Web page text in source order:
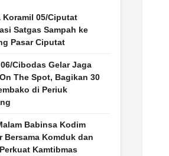
Koramil 05/Ciputat
Satgas Sampah ke
Pasar Ciputat
Cibodas Gelar Jaga
The Spot, Bagikan 30
di Periuk
Babinsa Kodim
Bersama Komduk dan
Kamtibmas